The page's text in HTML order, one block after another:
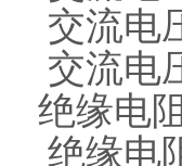
交流电
交流电
绝缘电
绝缘电